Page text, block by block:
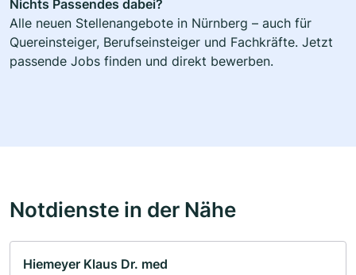
Nichts Passendes dabei?
Alle neuen Stellenangebote in Nürnberg – auch für
Quereinsteiger, Berufseinsteiger und Fachkräfte. Jetzt
passende Jobs finden und direkt bewerben.
Notdienste in der Nähe
Hiemeyer Klaus Dr. med